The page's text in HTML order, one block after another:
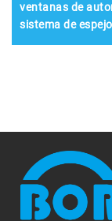
ventanas de
sistema de espejo